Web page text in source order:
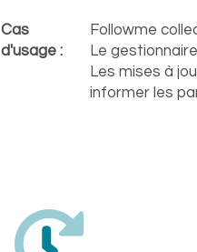
Cas
d'usage :
Followme
Le
Les mises à
informer les